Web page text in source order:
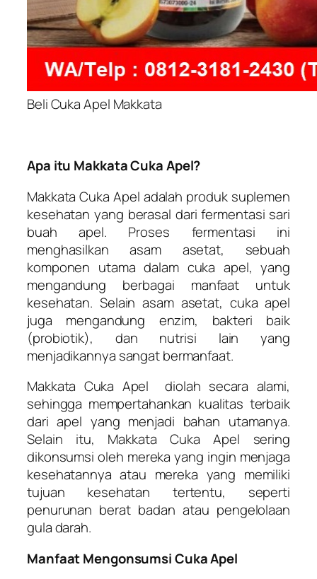
Beli Cuka Apel Makkata
Apa itu Makkata Cuka Apel?
Makkata Cuka Apel adalah produk suplemen
kesehatan yang berasal dari fermentasi sari
buah apel. Proses fermentasi ini
menghasilkan asam asetat, sebuah
komponen utama dalam cuka apel, yang
mengandung berbagai manfaat untuk
kesehatan. Selain asam asetat, cuka apel
juga mengandung enzim, bakteri baik
(probiotik), dan nutrisi lain yang
menjadikannya sangat bermanfaat.
Makkata Cuka Apel diolah secara alami,
sehingga mempertahankan kualitas terbaik
dari apel yang menjadi bahan utamanya.
Selain itu, Makkata Cuka Apel sering
dikonsumsi oleh mereka yang ingin menjaga
kesehatannya atau mereka yang memiliki
tujuan kesehatan tertentu, seperti
penurunan berat badan atau pengelolaan
gula darah.
Manfaat Mengonsumsi Cuka Apel